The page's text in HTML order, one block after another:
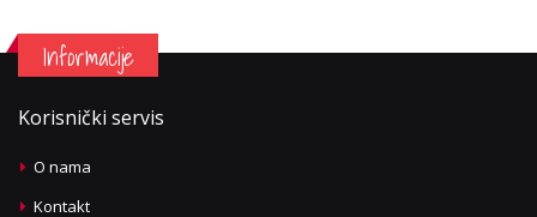
Informacije
Korisnički servis
O nama
Kontakt